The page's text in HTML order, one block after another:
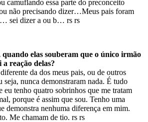
camuflando essa parte do preconceito
não precisando dizer…Meus pais foram
sei dizer a ou b… rs rs
quando elas souberam que o único irmão
reação delas?
da dos meus pais, ou de outros
seja, nunca demonstraram nada. É tudo
tenho quatro sobrinhos que me tratam
porque é assim que sou. Tenho uma
demonstra nenhuma diferença em mim.
Me chamam de tio. rs rs